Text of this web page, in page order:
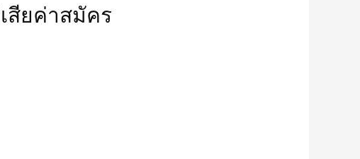
สียค่าสมัคร